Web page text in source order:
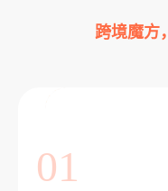
跨境魔方，
01